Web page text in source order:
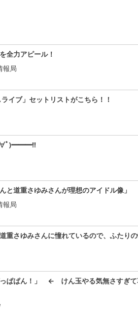
全力アピール！
報局
イブ」セットリストがこちら！！
∀ﾟ)━━━!!
と道重さゆみさんが理想のアイドル像」
報局
重さゆみさんに憧れているので、ふたり
っぱぱん！」 ← けん玉やる気無さすぎて